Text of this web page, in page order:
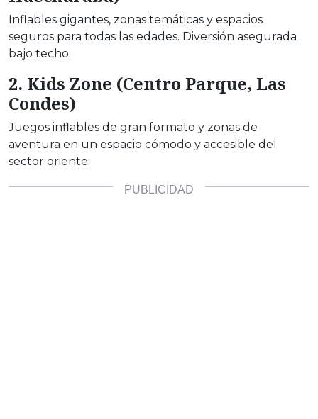
Inflables gigantes, zonas temáticas y espacios
seguros para todas las edades. Diversión asegurada
bajo techo.
2. Kids Zone (Centro Parque, Las
Condes)
Juegos inflables de gran formato y zonas de
aventura en un espacio cómodo y accesible del
sector oriente.